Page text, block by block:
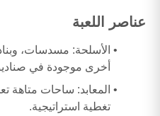
عناصر اللعبة
الأسلحة: مسدسات،
أخرى موجودة في
المعابد: ساحات متاهة
تغطية استراتيجية.